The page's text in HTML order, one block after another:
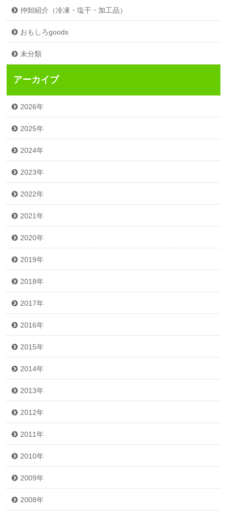
仲卸紹介（冷凍・塩干・加工品）
おもしろgoods
未分類
アーカイブ
2026年
2025年
2024年
2023年
2022年
2021年
2020年
2019年
2018年
2017年
2016年
2015年
2014年
2013年
2012年
2011年
2010年
2009年
2008年